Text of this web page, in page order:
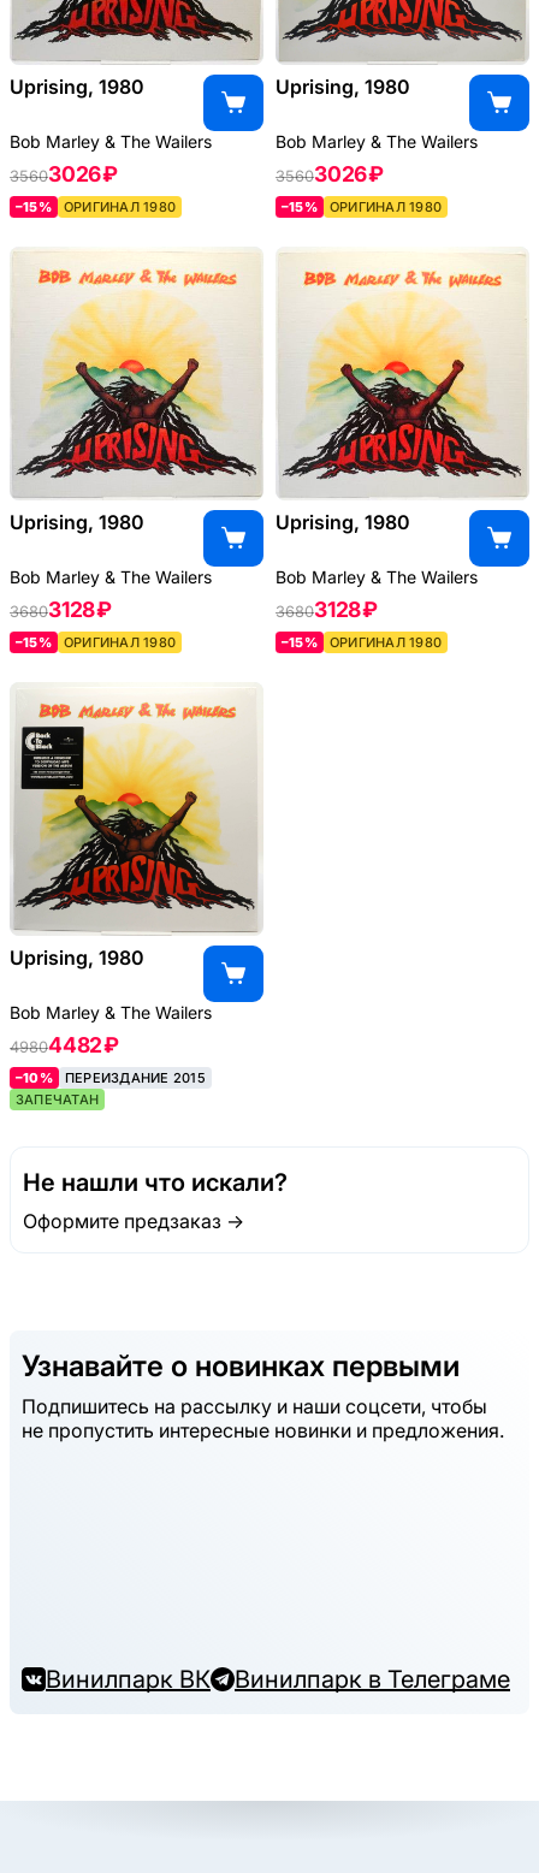
Uprising, 1980
Bob Marley & The Wailers
35603026 ₽
–15% ОРИГИНАЛ 1980
Uprising, 1980
Bob Marley & The Wailers
35603026 ₽
–15% ОРИГИНАЛ 1980
Uprising, 1980
Bob Marley & The Wailers
36803128 ₽
–15% ОРИГИНАЛ 1980
Uprising, 1980
Bob Marley & The Wailers
36803128 ₽
–15% ОРИГИНАЛ 1980
Uprising, 1980
Bob Marley & The Wailers
49804482 ₽
–10%
ПЕРЕИЗДАНИЕ 2015
ЗАПЕЧАТАН
Не нашли что искали?
Оформите предзаказ →
Узнавайте о новинках первыми
Подпишитесь на рассылку и наши соцсети, чтобы
не пропустить интересные новинки и предложения.
Винилпарк ВК Винилпарк в Телеграме